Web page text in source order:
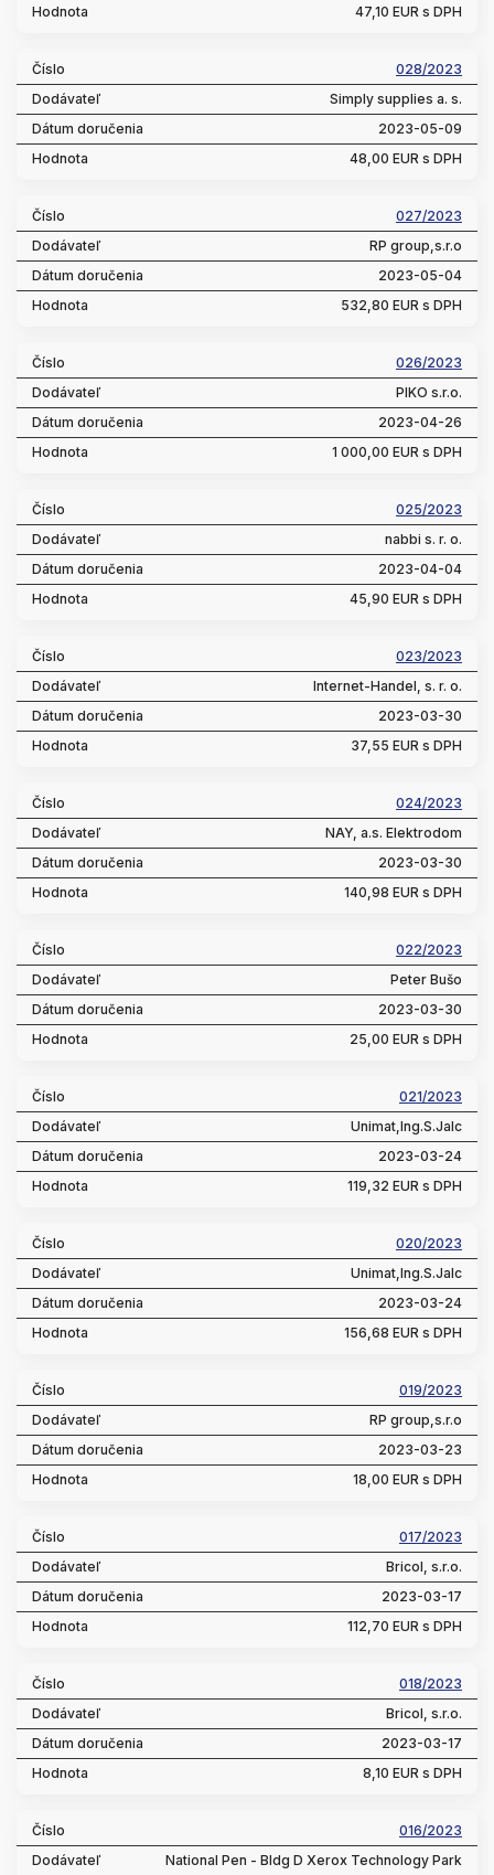
47,10 EUR s DPH
028/2023
Simply supplies a. s.
2023-05-09
48,00 EUR s DPH
027/2023
RP group,s.r.o
2023-05-04
532,80 EUR s DPH
026/2023
PIKO s.r.o.
2023-04-26
1 000,00 EUR s DPH
025/2023
nabbi s. r. o.
2023-04-04
45,90 EUR s DPH
023/2023
Internet-Handel, s. r. o.
2023-03-30
37,55 EUR s DPH
024/2023
NAY, a.s. Elektrodom
2023-03-30
140,98 EUR s DPH
022/2023
Peter Bušo
2023-03-30
25,00 EUR s DPH
021/2023
Unimat,Ing.S.Jalc
2023-03-24
119,32 EUR s DPH
020/2023
Unimat,Ing.S.Jalc
2023-03-24
156,68 EUR s DPH
019/2023
RP group,s.r.o
2023-03-23
18,00 EUR s DPH
017/2023
Bricol, s.r.o.
2023-03-17
112,70 EUR s DPH
018/2023
Bricol, s.r.o.
2023-03-17
8,10 EUR s DPH
016/2023
National Pen - Bldg D Xerox Technology Park